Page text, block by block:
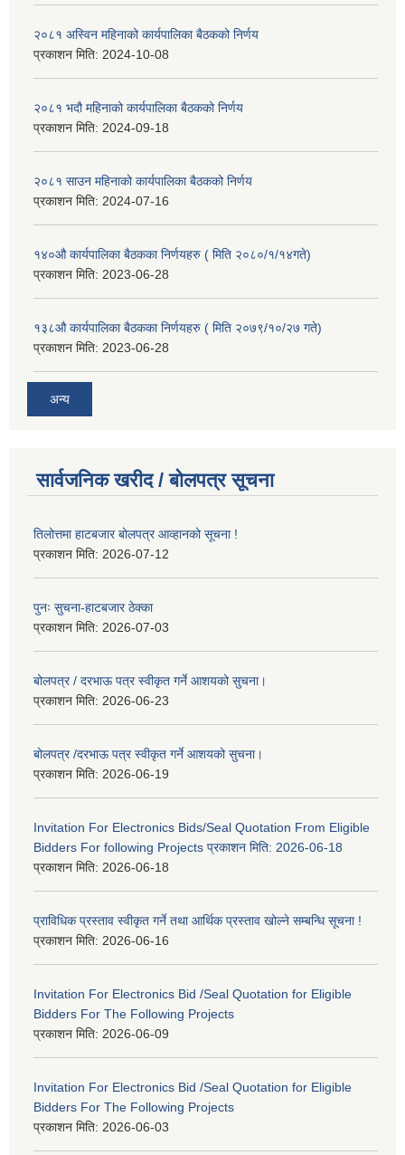
२०८१ अस्विन महिनाको कार्यपालिका बैठकको निर्णय
प्रकाशन मिति: 2024-10-08
२०८१ भदौ महिनाको कार्यपालिका बैठकको निर्णय
प्रकाशन मिति: 2024-09-18
२०८१ साउन महिनाको कार्यपालिका बैठकको निर्णय
प्रकाशन मिति: 2024-07-16
१४०औ कार्यपालिका बैठकका निर्णयहरु ( मिति २०८०/१/१४गते)
प्रकाशन मिति: 2023-06-28
१३८औ कार्यपालिका बैठकका निर्णयहरु ( मिति २०७९/१०/२७ गते)
प्रकाशन मिति: 2023-06-28
अन्य
सार्वजनिक खरीद / बोलपत्र सूचना
तिलोत्तमा हाटबजार बोलपत्र आव्हानको सूचना !
प्रकाशन मिति: 2026-07-12
पुनः सुचना-हाटबजार ठेक्का
प्रकाशन मिति: 2026-07-03
बोलपत्र / दरभाऊ पत्र स्वीकृत गर्ने आशयको सुचना।
प्रकाशन मिति: 2026-06-23
बोलपत्र /दरभाऊ पत्र स्वीकृत गर्ने आशयको सुचना।
प्रकाशन मिति: 2026-06-19
Invitation For Electronics Bids/Seal Quotation From Eligible
Bidders For following Projects प्रकाशन मिति: 2026-06-18
प्रकाशन मिति: 2026-06-18
प्राविधिक प्रस्ताव स्वीकृत गर्ने तथा आर्थिक प्रस्ताव खोल्ने सम्बन्धि सूचना !
प्रकाशन मिति: 2026-06-16
Invitation For Electronics Bid /Seal Quotation for Eligible
Bidders For The Following Projects
प्रकाशन मिति: 2026-06-09
Invitation For Electronics Bid /Seal Quotation for Eligible
Bidders For The Following Projects
प्रकाशन मिति: 2026-06-03